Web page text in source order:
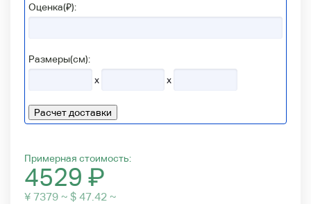
Оценка(₽):
Размеры(см):
x
x
Расчет доставки
Примерная стоимость:
4529 ₽
¥ 7379 ~ $ 47.42 ~